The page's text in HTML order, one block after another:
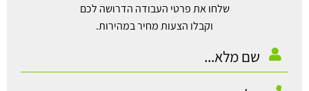
שלחו את פרטי העבודה הדרושה לכם
וקבלו הצעות מחיר במהירות.